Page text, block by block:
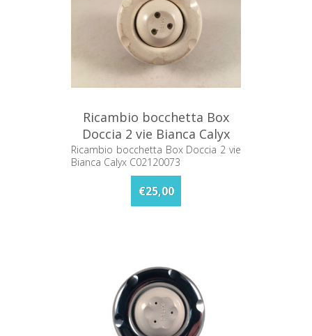
Ricambio bocchetta Box
Doccia 2 vie Bianca Calyx
C02120073
Ricambio bocchetta Box Doccia 2 vie
Bianca Calyx C02120073
€25,00